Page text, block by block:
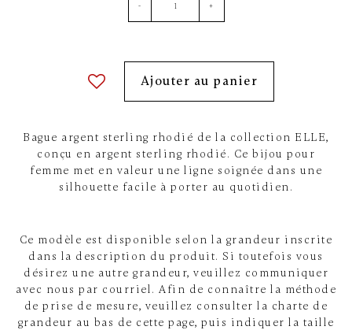
- +
Ajouter au panier
Bague argent sterling rhodié de la collection ELLE,
conçu en argent sterling rhodié. Ce bijou pour
femme met en valeur une ligne soignée dans une
silhouette facile à porter au quotidien.
Ce modèle est disponible selon la grandeur inscrite
dans la description du produit. Si toutefois vous
désirez une autre grandeur, veuillez communiquer
avec nous par courriel. Afin de connaître la méthode
de prise de mesure, veuillez consulter la charte de
grandeur au bas de cette page, puis indiquer la taille